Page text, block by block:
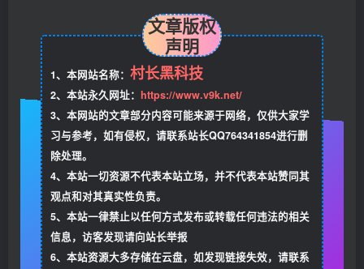
文章版权
声明
1、本网站名称： 村长黑科技
2、本站永久网址： https://www.v9k.net/
3、本网站的文章部分内容可能来源于网络，仅供大家学
习与参考，如有侵权，请联系站长QQ764341854进行删
除处理。
4、本站一切资源不代表本站立场，并不代表本站赞同其
观点和对其真实性负责。
5、本站一律禁止以任何方式发布或转载任何违法的相关
信息，访客发现请向站长举报
6、本站资源大多存储在云盘，如发现链接失效，请联系